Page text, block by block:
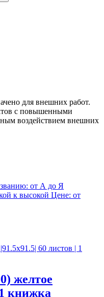
для внешних работ.
с повышенными
воздействием внешних
от А до Я
к высокой Цене: от
желтое
1 книжка